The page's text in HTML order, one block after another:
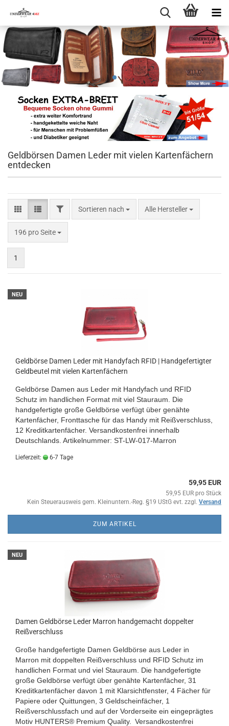
Geldbörsen Damen Leder mit vielen Kartenfächern
entdecken
FILTERSortieren nach
Sortieren nach Alle Hersteller
196 pro Seite
pro Seite
1
NEU
Geldbörse Damen Leder mit Handyfach RFID | Handgefertigter
Geldbeutel mit vielen Kartenfächern
Geldbörse Damen aus Leder mit Handyfach und RFID
Schutz im handlichen Format mit viel Stauraum. Die
handgefertigte große Geldbörse verfügt über genähte
Kartenfächer, Fronttasche für das Handy mit Reißverschluss,
12 Kreditkartenfächer. Versandkostenfrei innerhalb
Deutschlands. Artikelnummer: ST-LW-017-Marron
Lieferzeit: 6-7 Tage
59,95 EUR
59,95 EUR pro Stück
Kein Steuerausweis gem. Kleinuntern.-Reg. §19 UStG evt. zzgl. Versand
ZUM ARTIKEL
NEU
Damen Geldbörse Leder Marron handgemacht doppelter
Reißverschluss
Große handgefertigte Damen Geldbörse aus Leder in
Marron mit doppelten Reißverschluss und RFID Schutz im
handlichen Format und viel Stauraum. Die handgefertigte
große Geldbörse verfügt über genähte Kartenfächer, 31
Kreditkartenfächer davon 1 mit Klarsichtfenster, 4 Fächer für
Papiere oder Quittungen, 3 Geldscheinfächer, 1
Reißverschlussfach und auf der Vorderseite ein eingeprägtes
Motiv HUNTERS® Premium Quality.
Versandkostenfrei